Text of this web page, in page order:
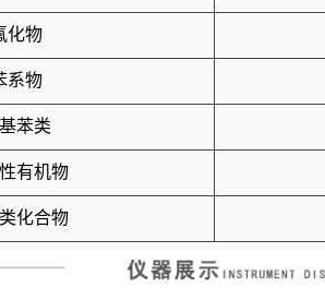
化物
系物
苯类
有机物
化合物